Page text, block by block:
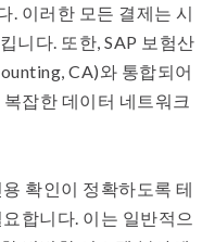
. 이러한 모든 결제는 시
니다. 또한, SAP 보험산
CA)와 통합되어
잡한 데이터 네트워크
확인이 정확하도록 테
합니다. 이는 일반적으